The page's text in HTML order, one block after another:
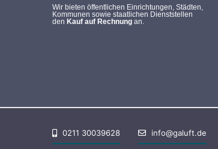
Wir bieten öffentlichen Einrichtungen, Städten,
Kommunen sowie staatlichen Dienststellen
den Kauf auf Rechnungan.
0211 30039628 info@galuft.de